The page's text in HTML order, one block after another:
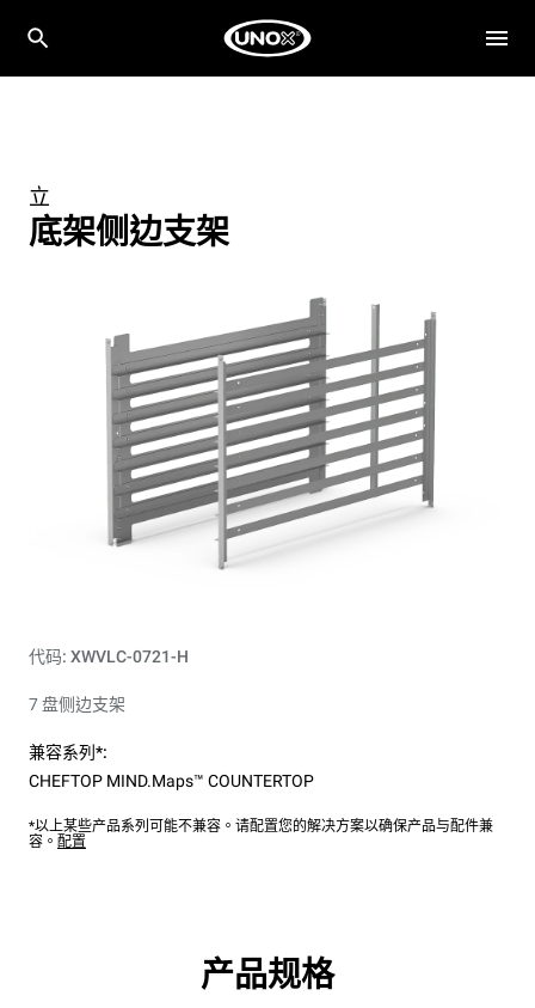
立
底架侧边支架
代码: XWVLC-0721-H
7 盘侧边支架
兼容系列*:
CHEFTOP MIND.Maps™ COUNTERTOP
*以上某些产品系列可能不兼容。请配置您的解决方案以确保产品与配件兼
容。 配置
产品规格